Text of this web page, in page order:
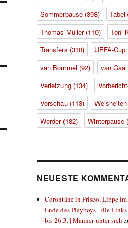
Sommerpause(398)
Thomas Müller(110) Toni
Transfers (310) UEFA-Cup
van Bommel (92) van Gaal
Verletzung(134)
Vorschau(113) Weisheiten
Werder(182) Winterpause
NEUESTE
Corontäne in Frisco, Lippe
Ende des Playboys - die
bis 26.3. | Männer unter sich